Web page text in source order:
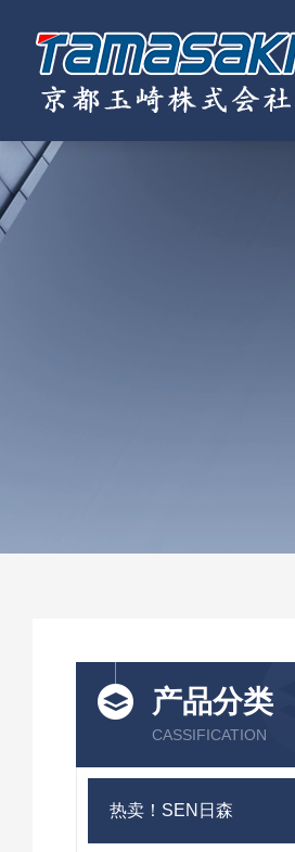
产品分类
CASSIFICATION
热卖！SEN日森